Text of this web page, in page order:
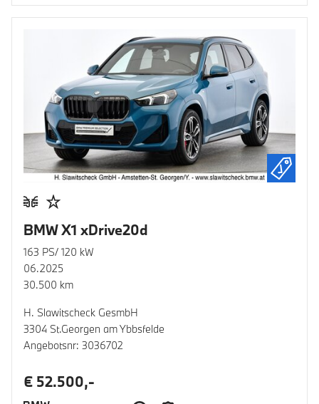
BMW X1 xDrive20d
163 PS/ 120 kW
06.2025
30.500 km
H. Slawitscheck GesmbH
3304 St.Georgen am Ybbsfelde
Angebotsnr: 3036702
€ 52.500,-